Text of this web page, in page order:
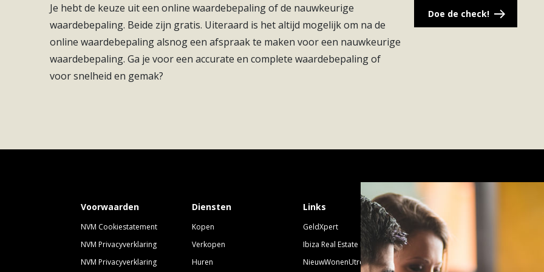
Je hebt de keuze uit een online waardebepaling of de nauwkeurige
waardebepaling. Beide zijn gratis. Uiteraard is het altijd mogelijk om na de
online waardebepaling alsnog een afspraak te maken voor een nauwkeurige
waardebepaling. Ga je voor een accurate en complete waardebepaling of
voor snelheid en gemak?
Doe de check!
Voorwaarden
NVM Cookiestatement
NVM Privacyverklaring
NVM Privacyverklaring
Diensten
Kopen
Verkopen
Huren
Links
GeldXpert
Ibiza Real Estate BDK
NieuwWonenUtrecht
Schrijf je in voor
Nieuwsbrief Nieuwbouw
Emailadres: